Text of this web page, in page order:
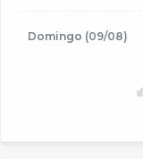
Domingo (09/08)